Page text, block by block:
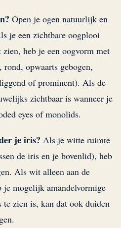
Open je ogen natuurlijk en
je een zichtbare oogplooi
heb je een oogvorm met
opwaarts gebogen,
of prominent). Als de
zichtbaar is wanneer je
eyes of monolids.
je iris? Als je witte ruimte
de iris en je bovenlid), heb
Als wit alleen aan de
mogelijk amandelvormige
zien is, kan dat ook duiden